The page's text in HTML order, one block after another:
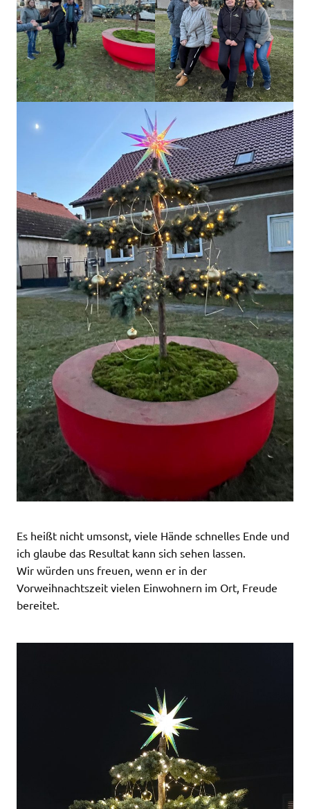
Es heißt nicht umsonst, viele Hände schnelles Ende und
ich glaube das Resultat kann sich sehen lassen.
Wir würden uns freuen, wenn er in der
Vorweihnachtszeit vielen Einwohnern im Ort, Freude
bereitet.